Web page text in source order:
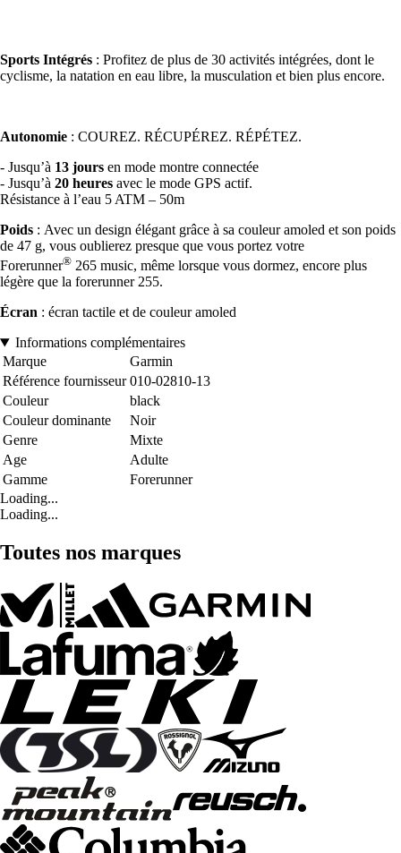
Sports Intégrés : Profitez de plus de 30 activités intégrées, dont le
cyclisme, la natation en eau libre, la musculation et bien plus encore.
Autonomie : COUREZ. RÉCUPÉREZ. RÉPÉTEZ.
- Jusqu’à 13 jours en mode montre connectée
- Jusqu’à 20 heures avec le mode GPS actif.
Résistance à l’eau 5 ATM – 50m
Poids : Avec un design élégant grâce à sa couleur amoled et son poids
de 47 g, vous oublierez presque que vous portez votre
Forerunner® 265 music, même lorsque vous dormez, encore plus
légère que la forerunner 255.
Écran : écran tactile et de couleur amoled
Informations complémentaires
Marque
Garmin
Référence fournisseur 010-02810-13
Couleur
black
Couleur dominante
Noir
Genre
Mixte
Age
Adulte
Gamme
Forerunner
Loading...
Loading...
Toutes nos marques